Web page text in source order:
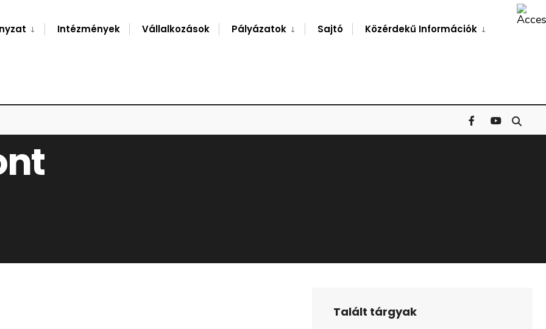
Intézmények Vállalkozások Pályázatok Sajtó Közérdekű Információk
Talált tárgyak
Window